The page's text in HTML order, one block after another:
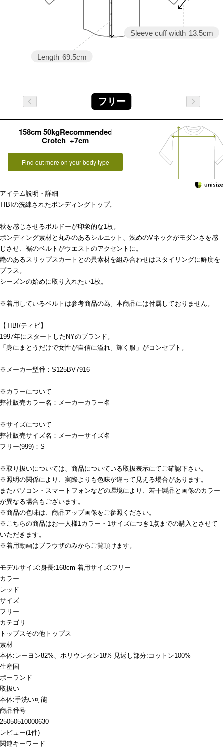
Sleeve cuff width 13.5cm
Length 69.5cm
フリー
158cm 50kgRecommended
Crotch +7cm
Find out more on your body type
アイテム説明・詳細
TIBIの洗練されたボンディングトップ。
秋を感じさせるボルドーが印象的な1枚。
ボンディング素材と丸みのあるシルエット、浅めのVネックがモダンさを感
じさせ、裾のベルトがウエストのアクセントに。
艶のあるスリップスカートとの異素材を組み合わせはスタイリングに鮮度を
プラス。
シーズンの始めに取り入れたい1枚。
※着用しているベルトは参考商品の為、本商品には付属しておりません。
【TIBI/ティビ】
1997年にスタートしたNYのブランド。
「身にまとうだけで女性が自信に溢れ、輝く服」がコンセプト。
※メーカー型番：S125BV7916
※カラーについて
弊社販売カラー名：メーカーカラー名
※サイズについて
弊社販売サイズ名：メーカーサイズ名
フリー(999)：S
※取り扱いについては、商品についている取扱表示にてご確認下さい。
※照明の関係により、実際よりも色味が違って見える場合があります。
またパソコン・スマートフォンなどの環境により、若干製品と画像のカラー
が異なる場合もございます。
※商品の色味は、商品アップ画像をご参照ください。
※こちらの商品はお一人様1カラー・1サイズにつき1点までの購入とさせて
いただきます。
※着用動画はブラウザのみからご覧頂けます。
モデルサイズ:身長:168cm 着用サイズ:フリー
カラー
レッド
サイズ
フリー
カテゴリ
トップスその他トップス
素材
本体:レーヨン82%、ポリウレタン18% 見返し部分:コットン100%
生産国
ポーランド
取扱い
本体:手洗い可能
商品番号
25050510000630
レビュー(1件)
関連キーワード